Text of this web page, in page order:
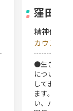
窪田
精神保健
カウンセ
●生きづら
については
してまいり
ます。 ●仕
い、パワハ